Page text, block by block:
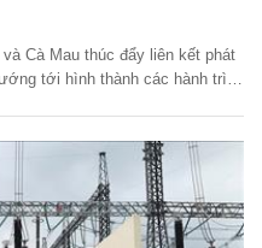
Cà Mau thúc đẩy liên kết phát
tới hình thành các hành trình